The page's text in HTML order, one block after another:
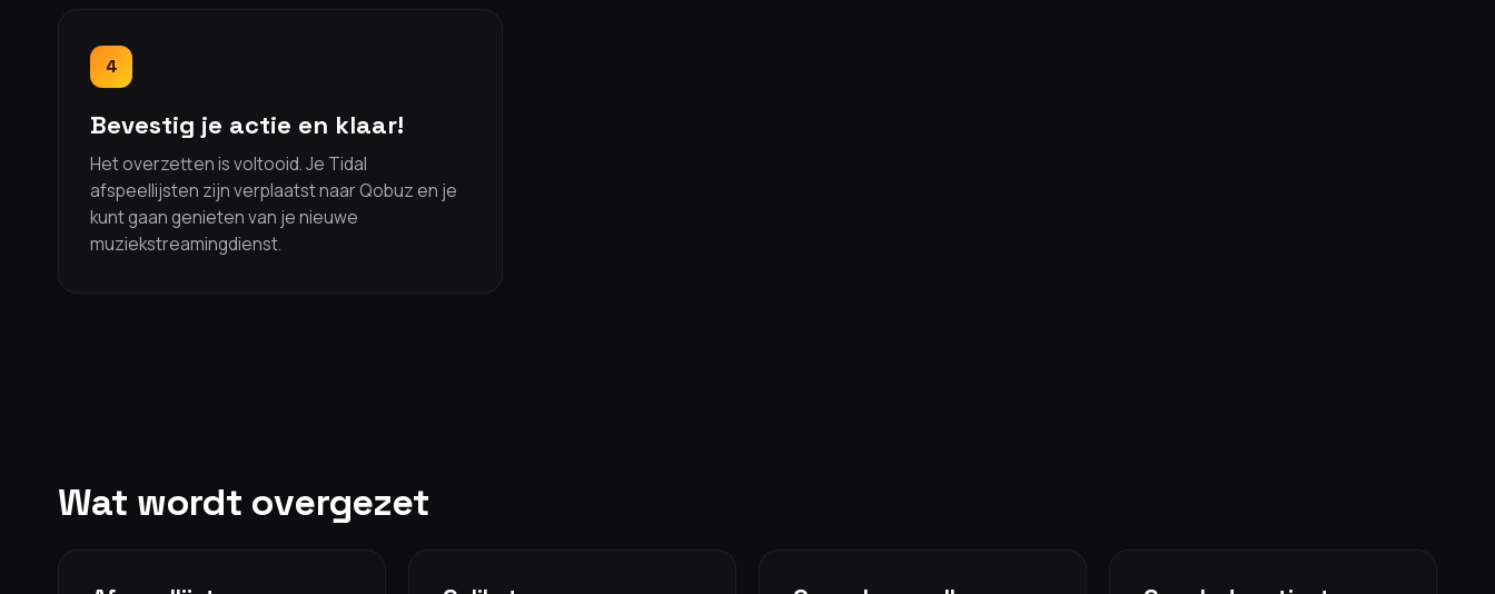
4
Bevestig je actie en klaar!
Het overzetten is voltooid. Je Tidal
afspeellijsten zijn verplaatst naar Qobuz en je
kunt gaan genieten van je nieuwe
muziekstreamingdienst.
Wat wordt overgezet